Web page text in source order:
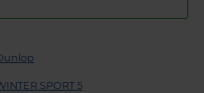
SPORT 5